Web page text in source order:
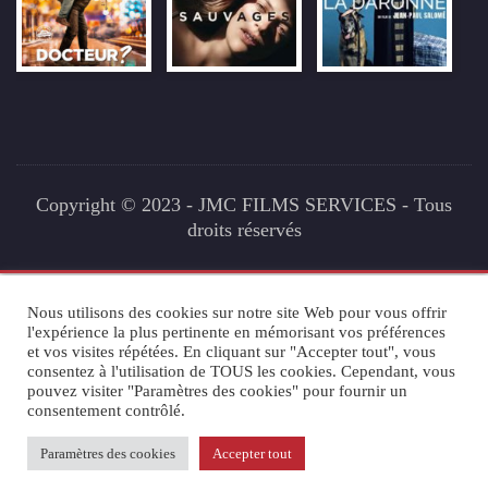
Copyright © 2023 - JMC FILMS SERVICES - Tous
droits réservés
Nous utilisons des cookies sur notre site Web pour vous offrir
l'expérience la plus pertinente en mémorisant vos préférences
et vos visites répétées. En cliquant sur "Accepter tout", vous
consentez à l'utilisation de TOUS les cookies. Cependant, vous
pouvez visiter "Paramètres des cookies" pour fournir un
consentement contrôlé.
Paramètres des cookies Accepter tout